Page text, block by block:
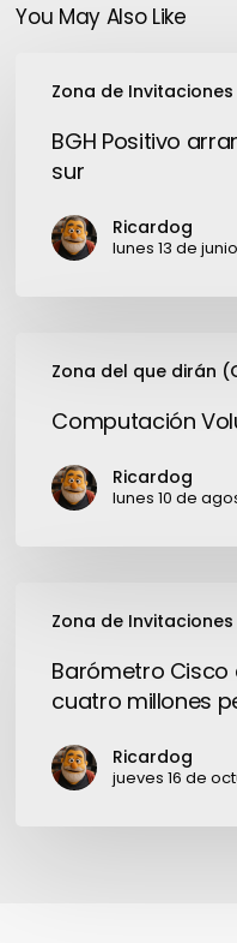
You May Also Like
Zona de
Positivo
fabricación
BGH Positivo
sur
Ricardog
lunes 13 de
Zona del que dirán
Voluntaria
Computación
Ricardog
lunes 10 de
Zona de
Cisco
Banda
Ancha:
cuatro
Barómetro Cisco
cuatro millones
Ricardog
jueves 16 de